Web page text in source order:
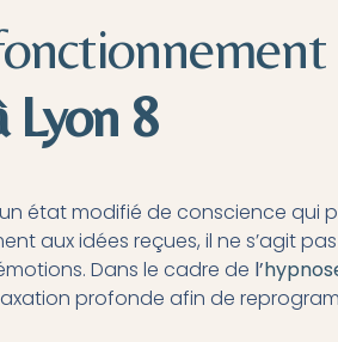
Lyon 8
état modifié de conscience qui
aux idées reçues, il ne s’agit
Dans le cadre de l’
profonde afin de